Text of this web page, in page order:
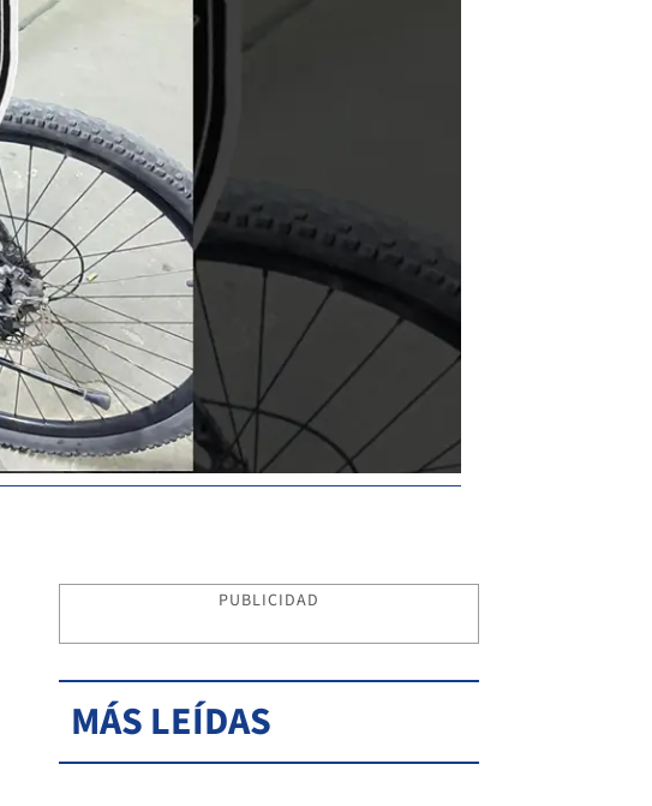
PUBLICIDAD
MÁS LEÍDAS